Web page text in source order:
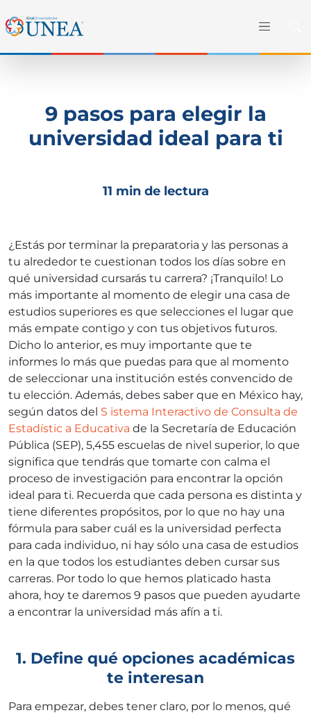
9 pasos para elegir la
universidad ideal para ti
11 min de lectura
¿Estás por terminar la preparatoria y las personas a
tu alrededor te cuestionan todos los días sobre en
qué universidad cursarás tu carrera? ¡Tranquilo! Lo
más importante al momento de elegir una casa de
estudios superiores es que selecciones el lugar que
más empate contigo y con tus objetivos futuros.
Dicho lo anterior, es muy importante que te
informes lo más que puedas para que al momento
de seleccionar una institución estés convencido de
tu elección. Además, debes saber que en México hay,
según datos del S istema Interactivo de Consulta de
Estadístic a Educativa de la Secretaría de Educación
Pública (SEP), 5,455 escuelas de nivel superior, lo que
significa que tendrás que tomarte con calma el
proceso de investigación para encontrar la opción
ideal para ti. Recuerda que cada persona es distinta y
tiene diferentes propósitos, por lo que no hay una
fórmula para saber cuál es la universidad perfecta
para cada individuo, ni hay sólo una casa de estudios
en la que todos los estudiantes deben cursar sus
carreras. Por todo lo que hemos platicado hasta
ahora, hoy te daremos 9 pasos que pueden ayudarte
a encontrar la universidad más afín a ti.
1. Define qué opciones académicas
te interesan
Para empezar, debes tener claro, por lo menos, qué